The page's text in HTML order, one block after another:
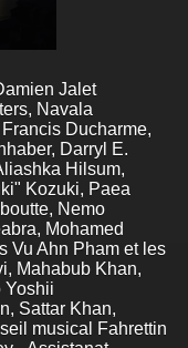
Jalet
Navala
Ducharme,
Darryl E.
Hilsum,
Kozuki, Paea
Nemo
Mohamed
Vu Ahn Pham et les
Mahabub Khan,
Yoshii
Sattar Khan,
musical Fahrettin